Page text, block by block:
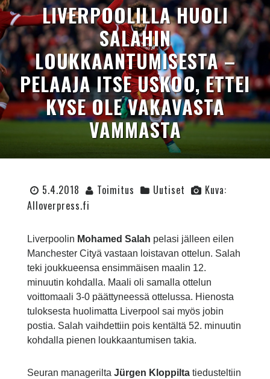
LIVERPOOLILLA HUOLI
SALAHIN
LOUKKAANTUMISESTA –
PELAAJA ITSE USKOO, ETTEI
KYSE OLE VAKAVASTA
VAMMASTA
5.4.2018 Toimitus Uutiset
Kuva:
Alloverpress.fi
Liverpoolin Mohamed Salah pelasi jälleen eilen
Manchester Cityä vastaan loistavan ottelun. Salah
teki joukkueensa ensimmäisen maalin 12.
minuutin kohdalla. Maali oli samalla ottelun
voittomaali 3-0 päättyneessä ottelussa. Hienosta
tuloksesta huolimatta Liverpool sai myös jobin
postia. Salah vaihdettiin pois kentältä 52. minuutin
kohdalla pienen loukkaantumisen takia.
Seuran managerilta Jürgen Kloppilta tiedusteltiin